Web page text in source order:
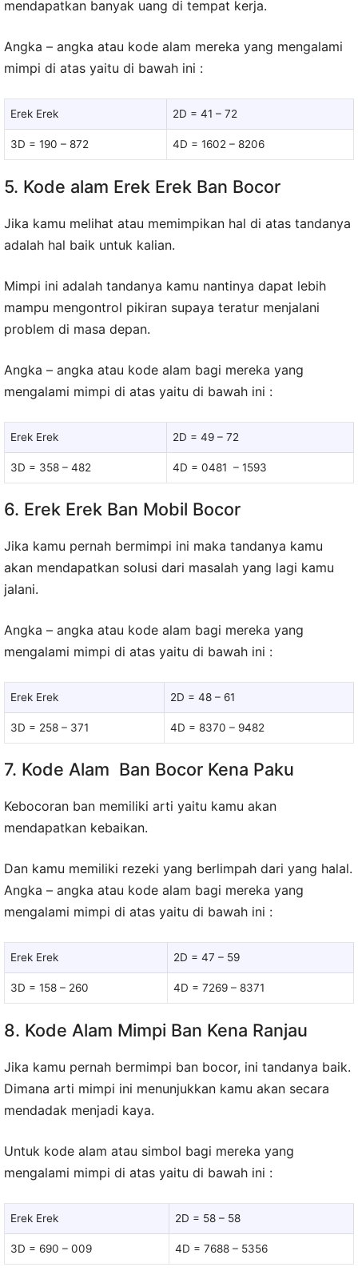
mendapatkan banyak uang di tempat kerja.
Angka – angka atau kode alam mereka yang mengalami
mimpi di atas yaitu di bawah ini :
Erek Erek 2D = 41 – 72
3D = 190 – 872 4D = 1602 – 8206
5. Kode alam Erek Erek Ban Bocor
Jika kamu melihat atau memimpikan hal di atas tandanya
adalah hal baik untuk kalian.
Mimpi ini adalah tandanya kamu nantinya dapat lebih
mampu mengontrol pikiran supaya teratur menjalani
problem di masa depan.
Angka – angka atau kode alam bagi mereka yang
mengalami mimpi di atas yaitu di bawah ini :
Erek Erek 2D = 49 – 72
3D = 358 – 482 4D = 0481 – 1593
6. Erek Erek Ban Mobil Bocor
Jika kamu pernah bermimpi ini maka tandanya kamu
akan mendapatkan solusi dari masalah yang lagi kamu
jalani.
Angka – angka atau kode alam bagi mereka yang
mengalami mimpi di atas yaitu di bawah ini :
Erek Erek 2D = 48 – 61
3D = 258 – 371 4D = 8370 – 9482
7. Kode Alam Ban Bocor Kena Paku
Kebocoran ban memiliki arti yaitu kamu akan
mendapatkan kebaikan.
Dan kamu memiliki rezeki yang berlimpah dari yang halal.
Angka – angka atau kode alam bagi mereka yang
mengalami mimpi di atas yaitu di bawah ini :
Erek Erek 2D = 47 – 59
3D = 158 – 260 4D = 7269 – 8371
8. Kode Alam Mimpi Ban Kena Ranjau
Jika kamu pernah bermimpi ban bocor, ini tandanya baik.
Dimana arti mimpi ini menunjukkan kamu akan secara
mendadak menjadi kaya.
Untuk kode alam atau simbol bagi mereka yang
mengalami mimpi di atas yaitu di bawah ini :
Erek Erek 2D = 58 – 58
3D = 690 – 009 4D = 7688 – 5356